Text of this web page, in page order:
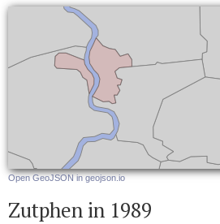
Open GeoJSON in geojson.io
Zutphen in 1989